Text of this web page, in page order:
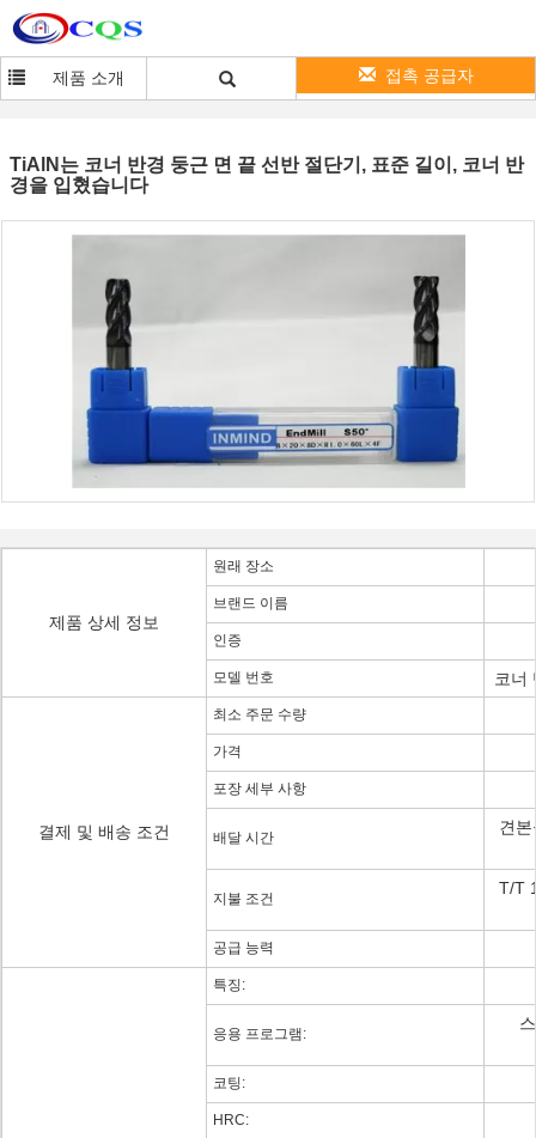
제품 소개 접촉 공급자
TiAlN는 코너 반경 둥근 면 끝 선반 절단기, 표준 길이, 코너 반
경을 입혔습니다
제품 상세 정보
원래 장소
브랜드 이름
인증
모델 번호 코너
결제 및 배송 조건
최소 주문 수량
가격
포장 세부 사항
배달 시간
견
지불 조건
T/T
공급 능력
특징:
응용 프로그램:
코팅:
HRC: